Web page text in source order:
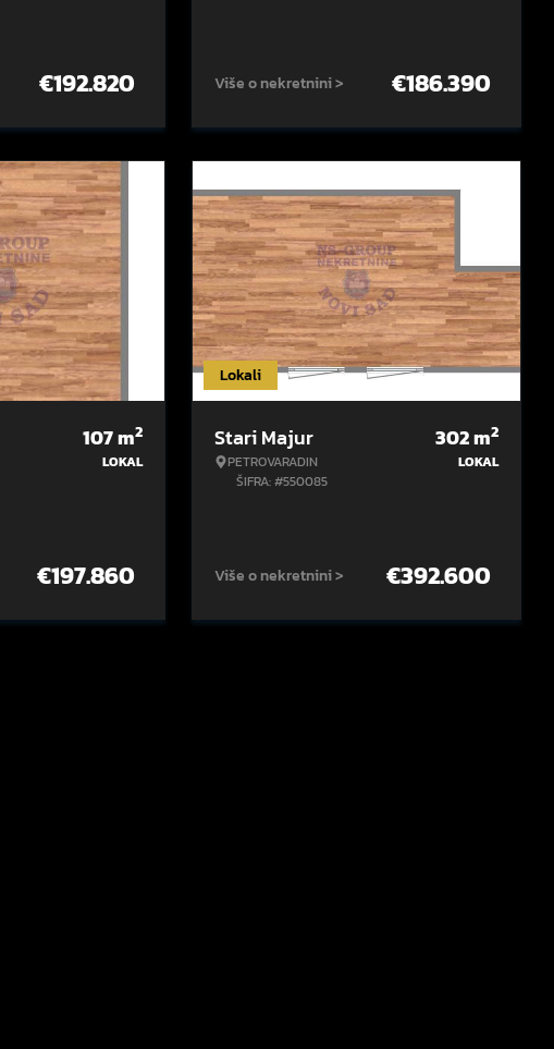
€192.820 Više o nekretnini > €186.390
107m2
LOKAL
€197.860
Lokali
Stari Majur
PETROVARADIN
ŠIFRA: #550085
302m2
LOKAL
Više o nekretnini > €392.600